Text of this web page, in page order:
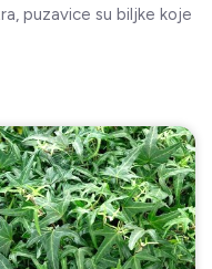
puzavice su biljke koje